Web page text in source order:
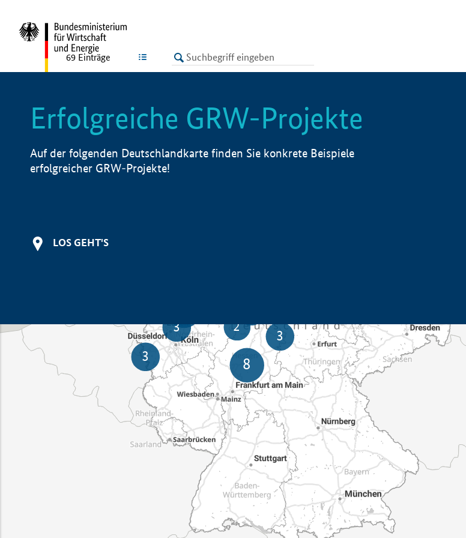
LISTE
69 Einträge
Erfolgreiche GRW-Projekte
Auf der folgenden Deutschlandkarte finden Sie konkrete Beispiele
erfolgreicher GRW-Projekte!
LOS GEHT'S